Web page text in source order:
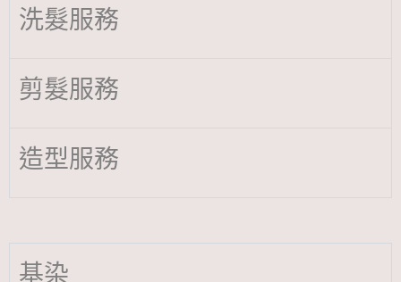
洗髮服務
剪髮服務
造型服務
基染